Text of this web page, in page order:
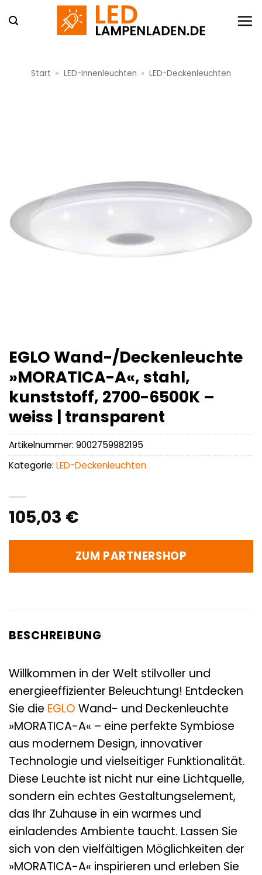
Inhalt
Start » LED-Innenleuchten » LED-Deckenleuchten
EGLO Wand-/Deckenleuchte
»MORATICA-A«, stahl,
kunststoff, 2700-6500K –
weiss | transparent
105,03 €
ZUM PARTNERSHOP
Artikelnummer: 9002759982195
Kategorie: LED-Deckenleuchten
BESCHREIBUNG
Willkommen in der Welt stilvoller und
energieeffizienter Beleuchtung! Entdecken
Sie die EGLO Wand- und Deckenleuchte
»MORATICA-A« – eine perfekte Symbiose
aus modernem Design, innovativer
Technologie und vielseitiger Funktionalität.
Diese Leuchte ist nicht nur eine Lichtquelle,
sondern ein echtes Gestaltungselement,
das Ihr Zuhause in ein warmes und
einladendes Ambiente taucht. Lassen Sie
sich von den vielfältigen Möglichkeiten der
»MORATICA-A« inspirieren und erleben Sie